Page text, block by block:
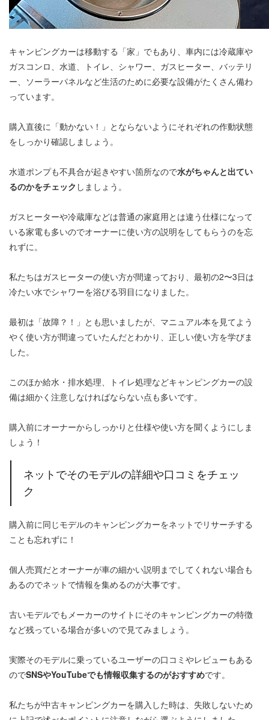
キャンピングカーは移動する「家」でもあり、車内には冷蔵庫や
ガスコンロ、水道、トイレ、シャワー、ガスヒーター、バッテリ
ー、ソーラーパネルなど生活のために必要な設備がたくさん備わ
っています。
購入直後に「動かない！」とならないようにそれぞれの作動状態
をしっかり確認しましょう。
水道ポンプも不具合が起きやすい箇所なので水がちゃんと出てい
るのかをチェック しましょう。
ガスヒーターや冷蔵庫などは普通の家庭用とは違う仕様になって
いる家電も多いのでオーナーに使い方の説明をしてもらうのを忘
れずに。
私たちはガスヒーターの使い方が間違っており、最初の2〜3日は
冷たい水でシャワーを浴びる羽目になりました。
最初は「故障？！」とも思いましたが、マニュアル本を見てよう
やく使い方が間違っていたんだとわかり、正しい使い方を学びま
した。
このほか給水・排水処理、トイレ処理などキャンピングカーの設
備は細かく注意しなければならない点も多いです。
購入前にオーナーからしっかりと仕様や使い方を聞くようにしま
しょう！
ネットでそのモデルの詳細や口コミをチェッ
ク
購入前に同じモデルのキャンピングカーをネットでリサーチする
ことも忘れずに！
個人売買だとオーナーが車の細かい説明までしてくれない場合も
あるのでネットで情報を集めるのが大事です。
古いモデルでもメーカーのサイトにそのキャンピングカーの特徴
など残っている場合が多いので見てみましょう。
実際そのモデルに乗っているユーザーの口コミやレビューもある
のでSNSやYouTubeでも情報収集するのがおすすめです。
私たちが中古キャンピングカーを購入した時は、失敗しないため